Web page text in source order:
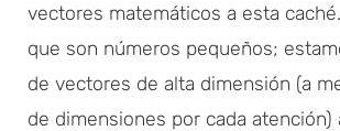
vectores matemáticos a esta
que son números pequeños;
de vectores de alta dimensión (a
de dimensiones por cada atención)